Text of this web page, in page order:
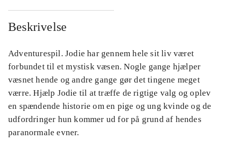
Beskrivelse
Adventurespil. Jodie har gennem hele sit liv været
forbundet til et mystisk væsen. Nogle gange hjælper
væsnet hende og andre gange gør det tingene meget
værre. Hjælp Jodie til at træffe de rigtige valg og oplev
en spændende historie om en pige og ung kvinde og de
udfordringer hun kommer ud for på grund af hendes
paranormale evner.